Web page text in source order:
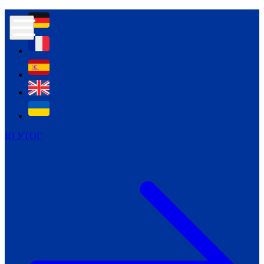
ID УТОГ
Контур психологічної безпеки глухих
Всеукраїнський пісенний
челендж «Україно, ти є!»
Молодіжний челендж «Жестова
мова для мене – це…»
Репортажі спеціальних та
інклюзивних начальних закладів